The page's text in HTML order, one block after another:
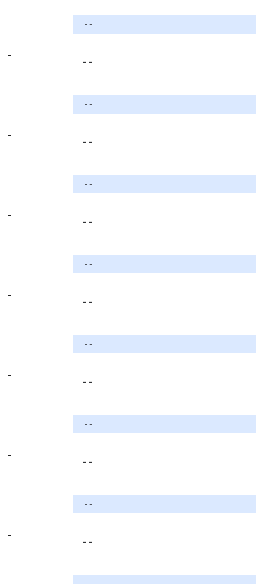
- -
-
- -
- -
-
- -
- -
-
- -
- -
-
- -
- -
-
- -
- -
-
- -
- -
-
- -